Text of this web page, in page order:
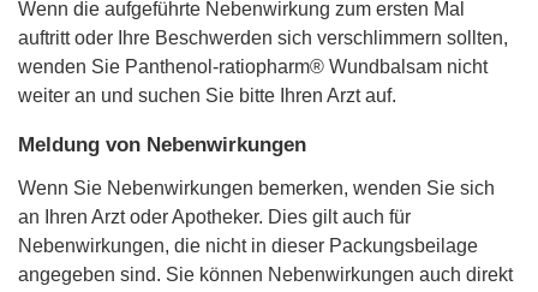
Wenn die aufgeführte Nebenwirkung zum ersten Mal
auftritt oder Ihre Beschwerden sich verschlimmern sollten,
wenden Sie Panthenol-ratiopharm® Wundbalsam nicht
weiter an und suchen Sie bitte Ihren Arzt auf.
Meldung von Nebenwirkungen
Wenn Sie Nebenwirkungen bemerken, wenden Sie sich
an Ihren Arzt oder Apotheker. Dies gilt auch für
Nebenwirkungen, die nicht in dieser Packungsbeilage
angegeben sind. Sie können Nebenwirkungen auch direkt